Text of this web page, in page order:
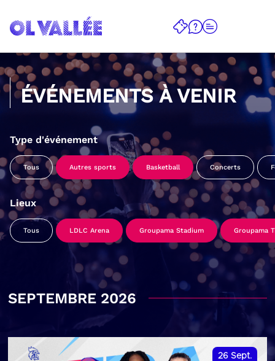
ÉVÉNEMENTS À VENIR
Type d'événement
Tous Autres sports Basketball Concerts
Lieux
Tous LDLC Arena Groupama Stadium Groupama
SEPTEMBRE 2026
26 Sept.